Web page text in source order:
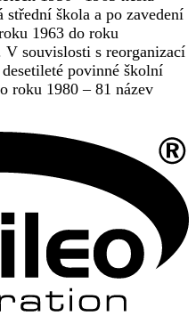
střední škola a po zavedení
1963 do roku
souvislosti s reorganizací
povinné školní
roku 1980 – 81 název